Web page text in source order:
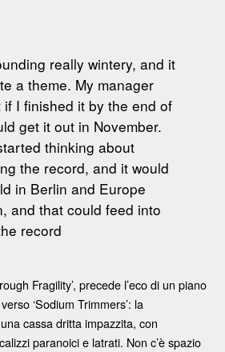
really wintery, and it
a theme. My manager
if I finished it by the end of
get it out in November.
thinking about
the record, and it would
in Berlin and Europe
and that could feed into
record
Fragility’, precede l’eco di un piano
‘Sodium Trimmers’: la
cassa dritta impazzita, con
paranoici e latrati. Non c’è spazio